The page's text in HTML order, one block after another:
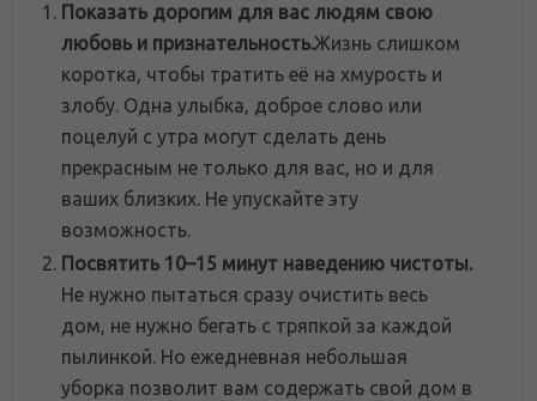
Показать дорогим для вас людям свою
любовь и признательность.Жизнь слишком
коротка, чтобы тратить её на хмурость и
злобу. Одна улыбка, доброе слово или
поцелуй с утра могут сделать день
прекрасным не только для вас, но и для
ваших близких. Не упускайте эту
возможность.
Посвятить 10–15 минут наведению чистоты.
Не нужно пытаться сразу очистить весь
дом, не нужно бегать с тряпкой за каждой
пылинкой. Но ежедневная небольшая
уборка позволит вам содержать свой дом в